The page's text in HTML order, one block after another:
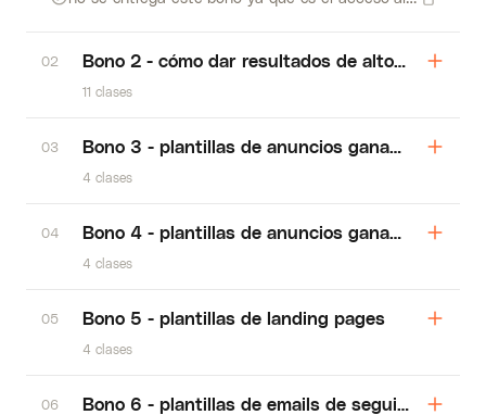
02 Bono 2 - cómo dar resultados de alto impacto
11 clases
03 Bono 3 - plantillas de anuncios ganadores de
4 clases
04 Bono 4 - plantillas de anuncios ganadores de
4 clases
05 Bono 5 - plantillas de landing pages
4 clases
06 Bono 6 - plantillas de emails de seguimiento